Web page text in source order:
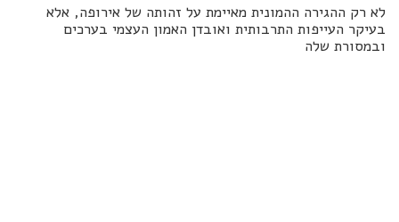
לא רק ההגירה ההמונית מאיימת על זהותה של אירופה, אלא
בעיקר העייפות התרבותית ואובדן האמון העצמי בערכים
ובמסורת שלה